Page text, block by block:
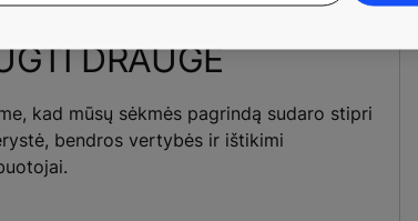
DRAUGE
kad mūsų sėkmės pagrindą sudaro stipri
bendros vertybės ir ištikimi